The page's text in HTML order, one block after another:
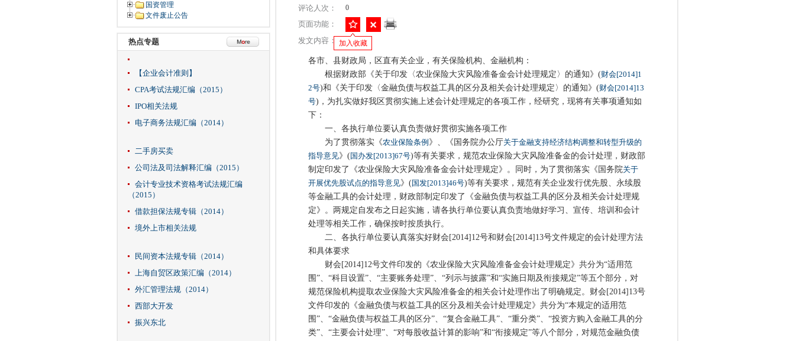
国资管理
文件废止公告
热点专题
【企业会计准则】
CPA考试法规汇编（2015）
IPO相关法规
电子商务法规汇编（2014）
二手房买卖
公司法及司法解释汇编（2015）
会计专业技术资格考试法规汇编
（2015）
借款担保法规专辑（2014）
境外上市相关法规
民间资本法规专辑（2014）
上海自贸区政策汇编（2014）
外汇管理法规（2014）
西部大开发
振兴东北
评论人次： 0
页面功能：
加入收藏
发文内容：
各市、县财政局，区直有关企业，有关保险机构、金融机构：
根据财政部《关于印发〈农业保险大灾风险准备金会计处理规定〉的通知》(财会[2014]1
2号)和《关于印发〈金融负债与权益工具的区分及相关会计处理规定〉的通知》(财会[2014]13
号)，为扎实做好我区贯彻实施上述会计处理规定的各项工作，经研究，现将有关事项通知如
下：
一、各执行单位要认真负责做好贯彻实施各项工作
为了贯彻落实《农业保险条例 》、《国务院办公厅关于金融支持经济结构调整和转型升级的
指导意见》(国办发[2013]67号)等有关要求，规范农业保险大灾风险准备金的会计处理，财政部
制定印发了《农业保险大灾风险准备金会计处理规定》。同时，为了贯彻落实《国务院关于
开展优先股试点的指导意见》(国发[2013]46号)等有关要求，规范有关企业发行优先股、永续股
等金融工具的会计处理，财政部制定印发了《金融负债与权益工具的区分及相关会计处理规
定》。两规定自发布之日起实施，请各执行单位要认真负责地做好学习、宣传、培训和会计
处理等相关工作，确保按时按质执行。
二、各执行单位要认真落实好财会[2014]12号和财会[2014]13号文件规定的会计处理方法
和具体要求
财会[2014]12号文件印发的《农业保险大灾风险准备金会计处理规定》共分为“适用范
围”、“科目设置”、“主要账务处理”、“列示与披露”和“实施日期及衔接规定”等五个部分，对
规范保险机构提取农业保险大灾风险准备金的相关会计处理作出了明确规定。财会[2014]13号
文件印发的《金融负债与权益工具的区分及相关会计处理规定》共分为“本规定的适用范
围”、“金融负债与权益工具的区分”、“复合金融工具”、“重分类”、“投资方购入金融工具的分
类”、“主要会计处理”、“对每股收益计算的影响”和“衔接规定”等八个部分，对规范金融负债